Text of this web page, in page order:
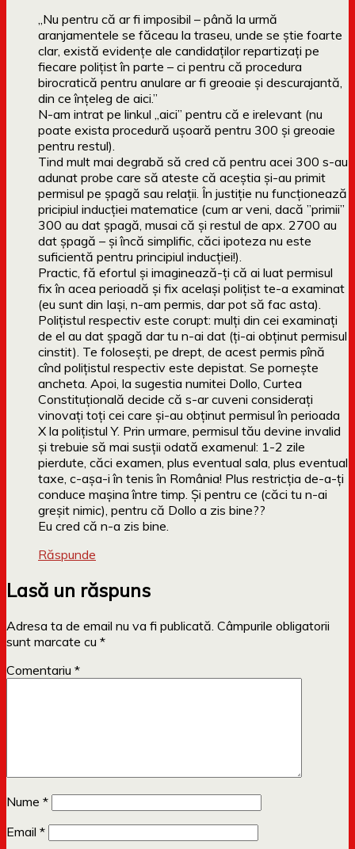
„Nu pentru că ar fi imposibil – până la urmă
aranjamentele se făceau la traseu, unde se știe foarte
clar, există evidențe ale candidaților repartizați pe
fiecare polițist în parte – ci pentru că procedura
birocratică pentru anulare ar fi greoaie și descurajantă,
din ce înțeleg de aici.”
N-am intrat pe linkul „aici” pentru că e irelevant (nu
poate exista procedură ușoară pentru 300 și greoaie
pentru restul).
Tind mult mai degrabă să cred că pentru acei 300 s-au
adunat probe care să ateste că aceștia și-au primit
permisul pe șpagă sau relații. În justiție nu funcționează
pricipiul inducției matematice (cum ar veni, dacă ”primii”
300 au dat șpagă, musai că și restul de apx. 2700 au
dat șpagă – și încă simplific, căci ipoteza nu este
suficientă pentru principiul inducției!).
Practic, fă efortul și imaginează-ți că ai luat permisul
fix în acea perioadă și fix același polițist te-a examinat
(eu sunt din Iași, n-am permis, dar pot să fac asta).
Polițistul respectiv este corupt: mulți din cei examinați
de el au dat șpagă dar tu n-ai dat (ți-ai obținut permisul
cinstit). Te folosești, pe drept, de acest permis pînă
cînd polițistul respectiv este depistat. Se pornește
ancheta. Apoi, la sugestia numitei Dollo, Curtea
Constituțională decide că s-ar cuveni considerați
vinovați toți cei care și-au obținut permisul în perioada
X la polițistul Y. Prin urmare, permisul tău devine invalid
și trebuie să mai susții odată examenul: 1-2 zile
pierdute, căci examen, plus eventual sala, plus eventual
taxe, c-așa-i în tenis în România! Plus restricția de-a-ți
conduce mașina între timp. Și pentru ce (căci tu n-ai
greșit nimic), pentru că Dollo a zis bine??
Eu cred că n-a zis bine.
Răspunde
Lasă un răspuns
Adresa ta de email nu va fi publicată. Câmpurile obligatorii
sunt marcate cu *
Comentariu *
Nume *
Email *